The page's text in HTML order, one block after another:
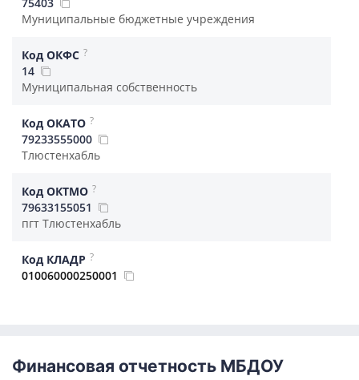
Муниципальные бюджетные учреждения
Код ОКФС ?
14
Муниципальная собственность
Код ОКАТО ?
79233555000
Тлюстенхабль
Код ОКТМО ?
79633155051
пгт Тлюстенхабль
Код КЛАДР ?
010060000250001
Финансовая отчетность МБДОУ